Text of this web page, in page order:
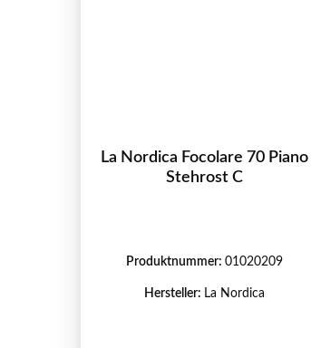
La Nordica Focolare 70 Piano
Stehrost C
Produktnummer: 01020209
Hersteller: La Nordica